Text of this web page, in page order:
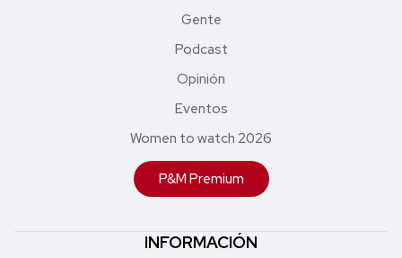
Gente
Podcast
Opinión
Eventos
Women to watch 2026
P&M Premium
INFORMACIÓN